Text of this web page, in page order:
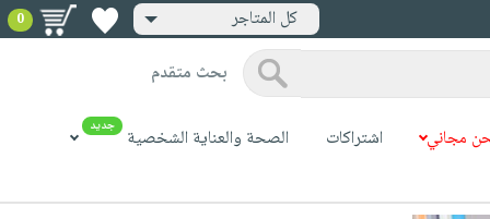
كل المتاجر 0
بحث متقدم
مجاني اشتراكات الصحة والعناية الشخصية جديد